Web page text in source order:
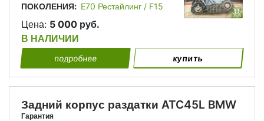
ПОКОЛЕНИЯ: E70 Рестайлинг / F15
Цена: 5 000 руб.
В НАЛИЧИИ
подробнее купить
Задний корпус раздатки ATC45L BMW
Гарантия